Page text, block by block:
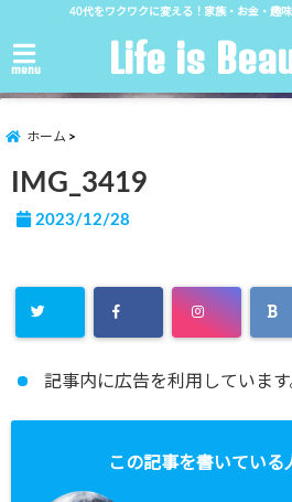
40代をワクワクに変える！家族・お金・趣
menu Life is
ホーム
IMG_3419
2023/12/28
記事内に広告を利用しています
この記事を書いている